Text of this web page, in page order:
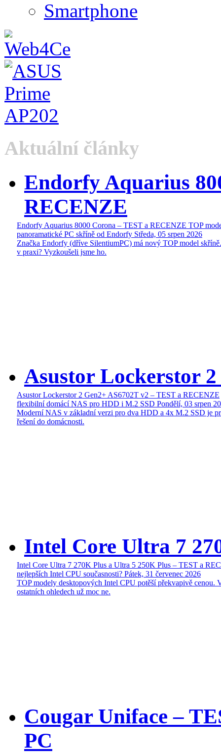
Smartphone
Aktuální články
Endorfy Aquarius
RECENZE
Endorfy Aquarius 8000 Corona – TEST a RECENZE TOP
panoramatické PC skříně od Endorfy Středa, 05 srpen 2026
Značka Endorfy (dříve SilentiumPC) má nový TOP model
v praxi? Vyzkoušeli jsme ho.
Asustor Lockerstor
Asustor Lockerstor 2 Gen2+ AS6702T v2 – TEST a RECENZE
flexibilní domácí NAS pro HDD i M.2 SSD Pondělí, 03 srpen
Moderní NAS v základní verzi pro dva HDD a 4x M.2 SSD je
řešení do domácnosti.
Intel Core Ultra 7
Intel Core Ultra 7 270K Plus a Ultra 5 250K Plus – TEST a
nejlepších Intel CPU současnosti? Pátek, 31 červenec 2026
TOP modely desktopových Intel CPU potěší překvapivě cenou.
ostatních ohledech už moc ne.
Cougar Uniface –
PC